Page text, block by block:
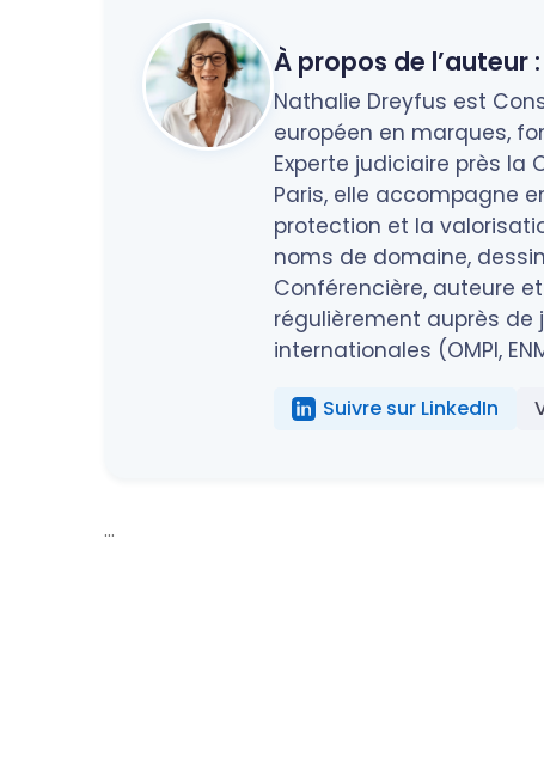
À propos de l’auteur :
Nathalie Dreyfus est
européen en marques,
Experte judiciaire près la
Paris, elle accompagne
protection et la
noms de domaine,
Conférencière, auteure
régulièrement auprès de
internationales (OMPI,
Suivre sur LinkedIn
...